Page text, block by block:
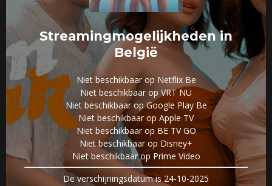
Streamingmogelijkheden in
België
Niet beschikbaar op Netflix Be
Niet beschikbaar op VRT NU
Niet beschikbaar op Google Play Be
Niet beschikbaar op Apple TV
Niet beschikbaar op BE TV GO
Niet beschikbaar op Disney+
Niet beschikbaar op Prime Video
De verschijningsdatum is 24-10-2025